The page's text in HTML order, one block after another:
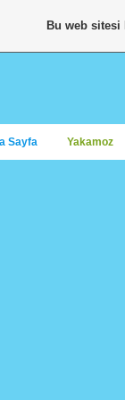
Sayfa Yakamoz
Bu web sitesi